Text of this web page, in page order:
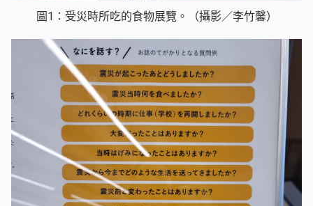
圖1：受災時所吃的食物展覽。（攝影／李竹馨）